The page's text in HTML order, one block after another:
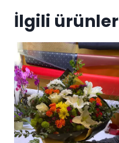
İlgili ürünler